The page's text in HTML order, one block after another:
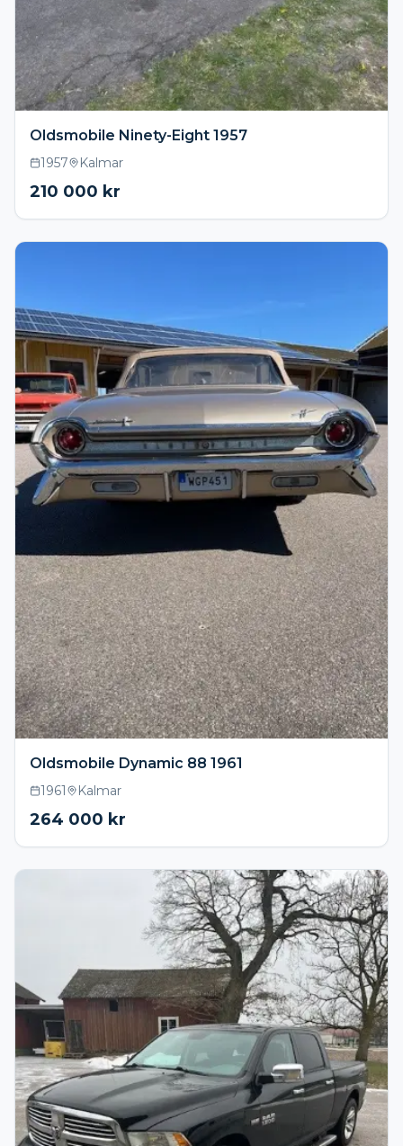
Oldsmobile Ninety-Eight 1957
1957 Kalmar
210 000 kr
Oldsmobile Dynamic 88 1961
1961 Kalmar
264 000 kr